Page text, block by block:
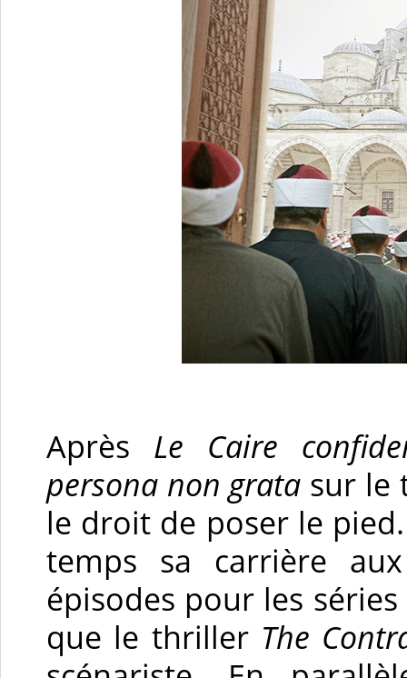
Après Le Caire
persona non grata sur le
le droit de poser le
temps sa carrière
épisodes pour les séries
que le thriller The